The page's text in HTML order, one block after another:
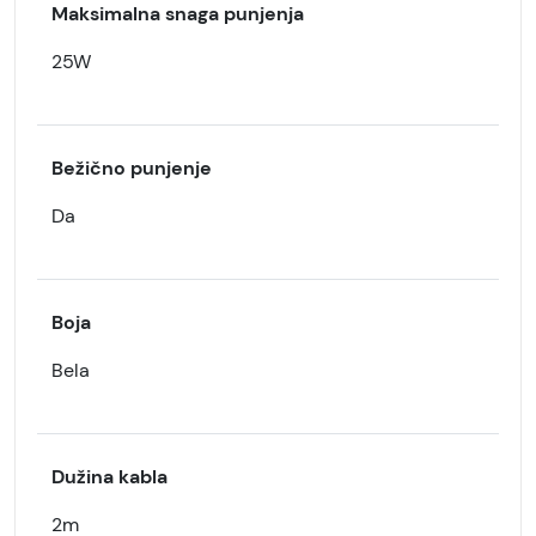
Maksimalna snaga punjenja
25W
Bežično punjenje
Da
Boja
Bela
Dužina kabla
2m